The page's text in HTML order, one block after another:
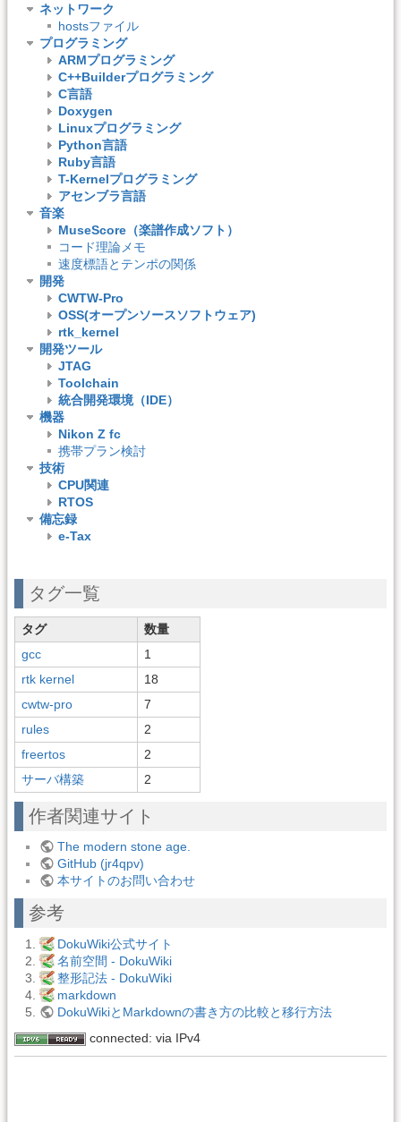
ネットワーク
hostsファイル
プログラミング
ARMプログラミング
C++Builderプログラミング
C言語
Doxygen
Linuxプログラミング
Python言語
Ruby言語
T-Kernelプログラミング
アセンブラ言語
音楽
MuseScore（楽譜作成ソフト）
コード理論メモ
速度標語とテンポの関係
開発
CWTW-Pro
OSS(オープンソースソフトウェア)
rtk_kernel
開発ツール
JTAG
Toolchain
統合開発環境（IDE）
機器
Nikon Z fc
携帯プラン検討
技術
CPU関連
RTOS
備忘録
e-Tax
タグ一覧
タグ
数量
gcc
1
rtk kernel
18
cwtw-pro
7
rules
2
freertos
2
サーバ構築
2
作者関連サイト
The modern stone age.
GitHub (jr4qpv)
本サイトのお問い合わせ
参考
DokuWiki公式サイト
名前空間 - DokuWiki
整形記法 - DokuWiki
markdown
DokuWikiとMarkdownの書き方の比較と移行方法
connected: via IPv4